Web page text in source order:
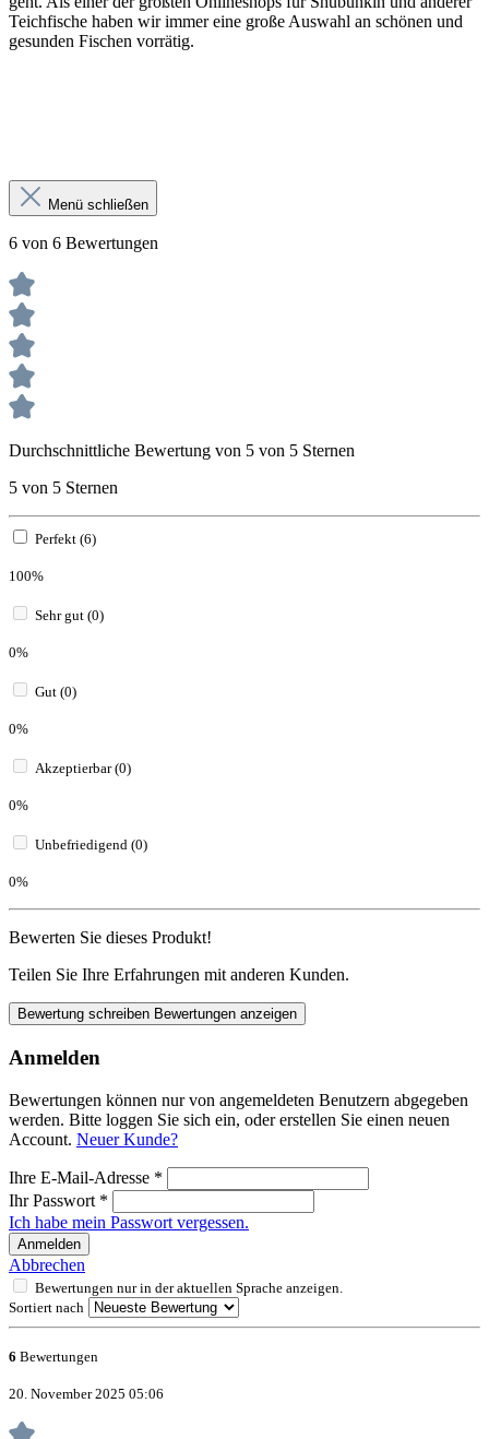
Teichfische haben wir immer eine große Auswahl an schönen und
gesunden Fischen vorrätig.
Menü schließen
6 von 6 Bewertungen
Durchschnittliche Bewertung von 5 von 5 Sternen
5 von 5 Sternen
Perfekt (6)
100%
Sehr gut (0)
0%
Gut (0)
0%
Akzeptierbar (0)
0%
Unbefriedigend (0)
0%
Bewerten Sie dieses Produkt!
Teilen Sie Ihre Erfahrungen mit anderen Kunden.
Bewertung schreiben Bewertungen anzeigen
Anmelden
Bewertungen können nur von angemeldeten Benutzern abgegeben
werden. Bitte loggen Sie sich ein, oder erstellen Sie einen neuen
Account. Neuer Kunde?
Ihre E-Mail-Adresse *
Ihr Passwort *
Ich habe mein Passwort vergessen.
Anmelden
Abbrechen
Bewertungen nur in der aktuellen Sprache anzeigen.
Sortiert nach
6 Bewertungen
20. November 2025 05:06